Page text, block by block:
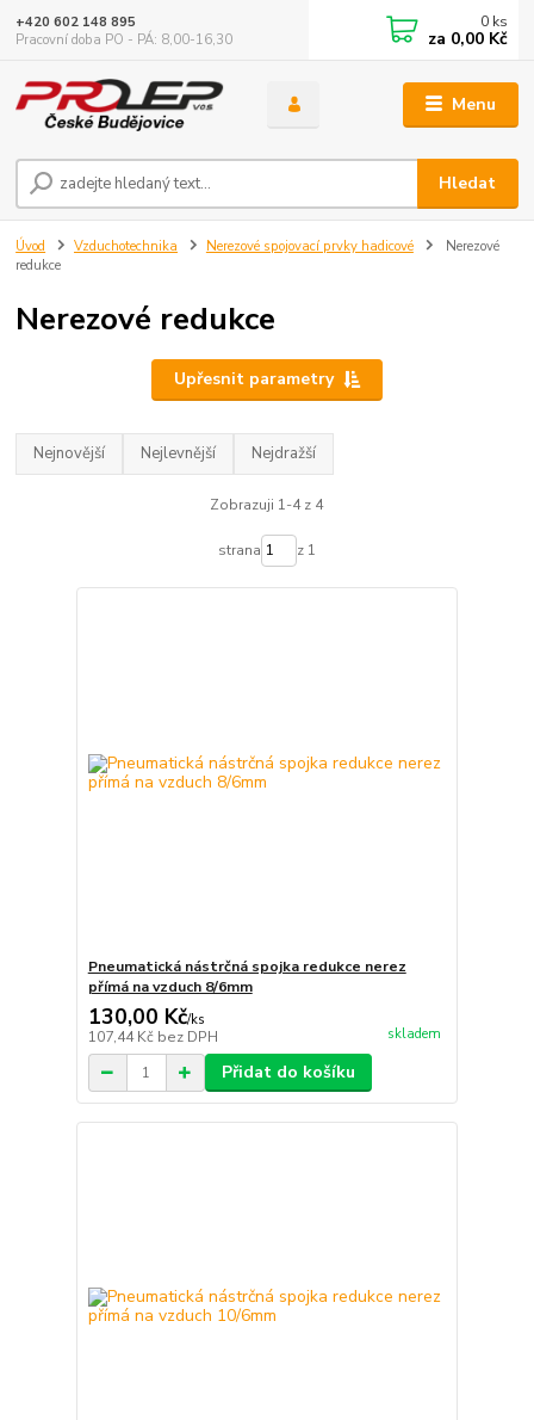
Menu
Hledat
+420 602 148 895
Pracovní doba PO - PÁ: 8,00-16,30
0 ks
za 0,00 Kč
Úvod Vzduchotechnika Nerezové spojovací prvky hadicové
Nerezové
redukce
Nerezové redukce
Upřesnit parametry
Nejnovější Nejlevnější Nejdražší
Zobrazuji 1-4 z 4
strana z 1
Pneumatická nástrčná spojka redukce nerez
přímá na vzduch 8/6mm
130,00 Kč/ks
107,44 Kč bez DPH skladem
Přidat do košíku